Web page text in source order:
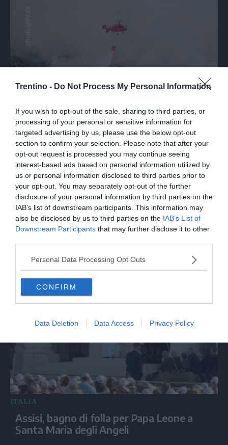
Trentino - Do Not Process My Personal Information
If you wish to opt-out of the sale, sharing to third parties, or
processing of your personal or sensitive information for
targeted advertising by us, please use the below opt-out
section to confirm your selection. Please note that after your
opt-out request is processed you may continue seeing
interest-based ads based on personal information utilized by
us or personal information disclosed to third parties prior to
your opt-out. You may separately opt-out of the further
disclosure of your personal information by third parties on the
IAB’s list of downstream participants. This information may
also be disclosed by us to third parties on the IAB’s List of
Downstream Participants that may further disclose it to other
Personal Data Processing Opt Outs
CONFIRM
Data Deletion Data Access Privacy Policy
MONDO
naturale vicino Belgrado
SPETTACOLO
Le canzoni di Guccini sparate a tutto
volume nella strada dove abitava
ITALIA
Assisi, bagno di folla per Papa Leone a
Santa Maria degli Angeli